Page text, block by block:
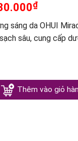
₫
sáng da OHUI
sâu, cung cấp
Sáng Da Ohui
Thêm vào giỏ